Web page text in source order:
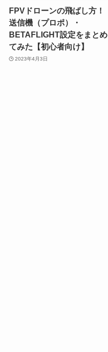
FPVドローンの飛ばし方！
送信機（プロポ）・
BETAFLIGHT設定をまとめ
てみた【初心者向け】
2023年4月3日